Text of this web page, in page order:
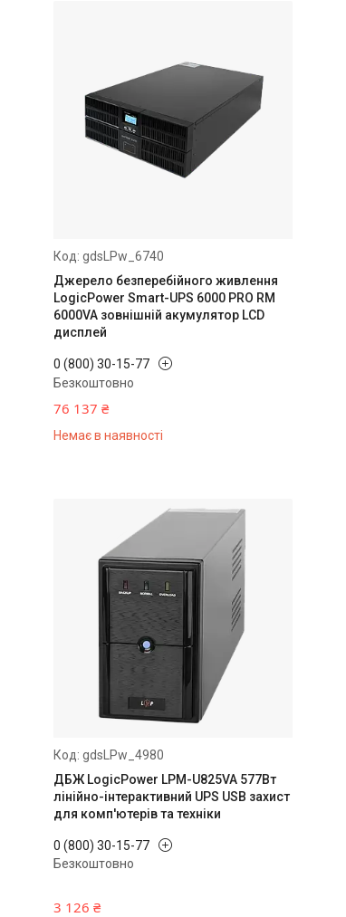
gdsLPw_6740
Джерело безперебійного живлення
LogicPower Smart-UPS 6000 PRO RM
6000VA зовнішній акумулятор LCD
дисплей
0 (800) 30-15-77
Безкоштовно
76 137 ₴
Немає в наявності
gdsLPw_4980
ДБЖ LogicPower LPM-U825VA 577Вт
лінійно-інтерактивний UPS USB захист
для комп'ютерів та техніки
0 (800) 30-15-77
Безкоштовно
3 126 ₴